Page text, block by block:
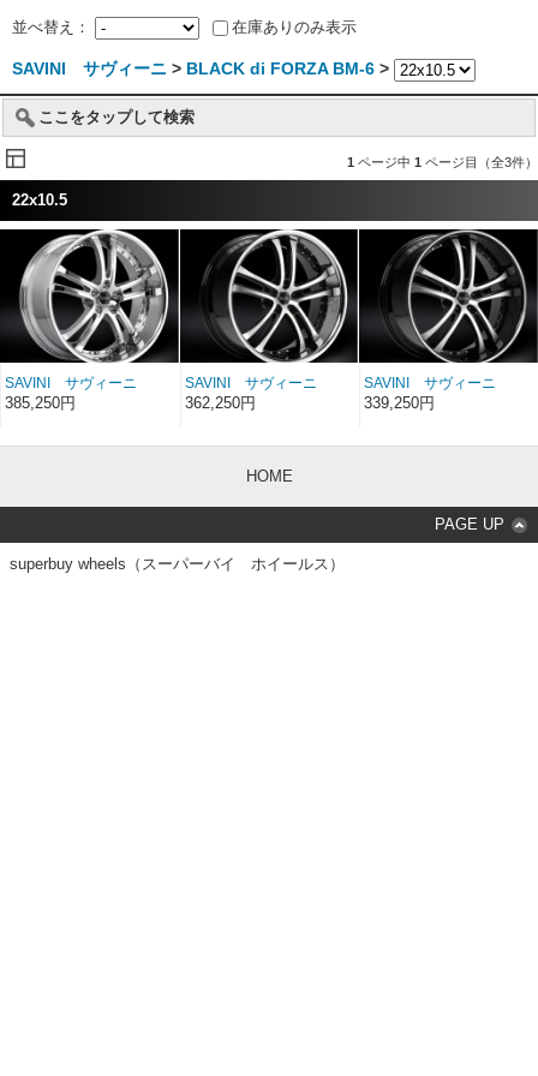
並べ替え： 在庫ありのみ表示
SAVINI サヴィーニ > BLACK di FORZA BM-6 >
ここをタップして検索
1 ページ中 1 ページ目（全3件）
22x10.5
SAVINI サヴィーニ
BLACK di FORZA BM-
385,250円
SAVINI サヴィーニ
BLACK di FORZA BM-
22×10.5
362,250円
SAVINI サヴィーニ
BLACK di FORZA BM-
ストライプ 22インチ
339,250円
HOME
PAGE UP
superbuy wheels（スーパーバイ ホイールス）